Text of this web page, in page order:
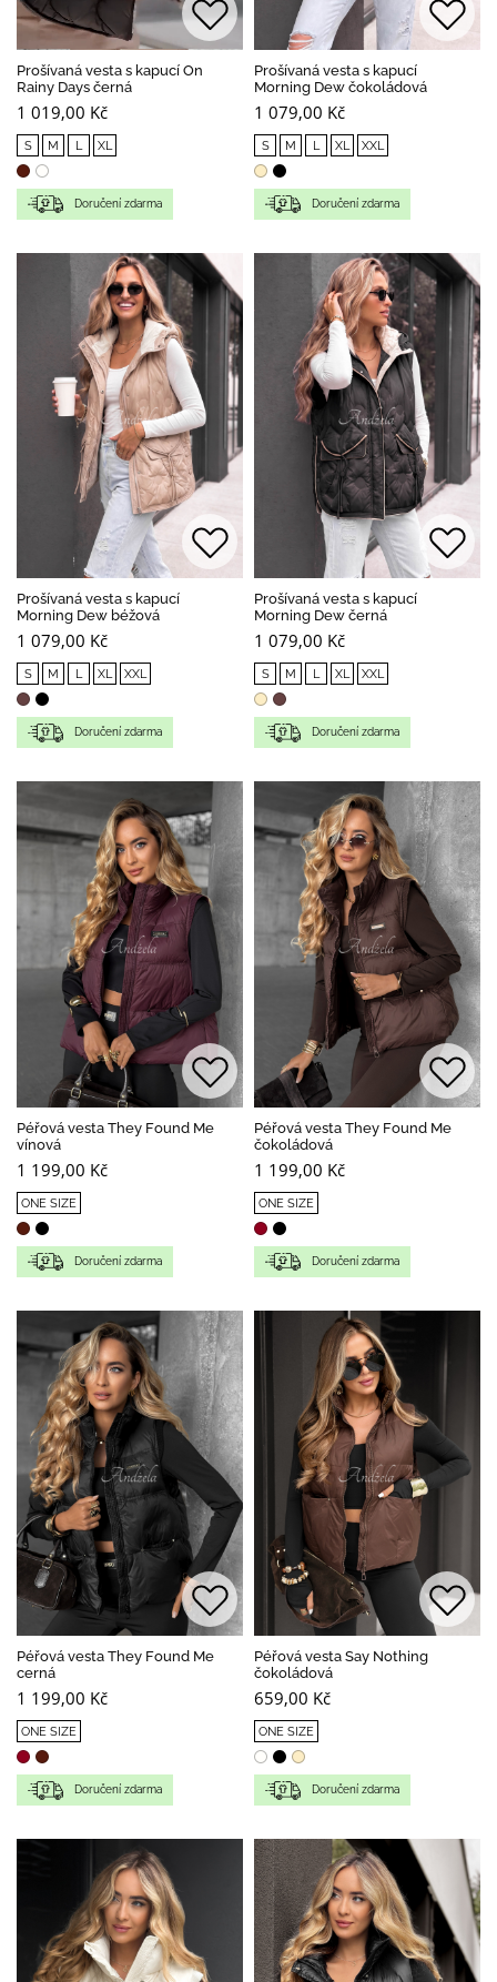
Prošívaná vesta s kapucí On
Rainy Days černá
1 019,00 Kč
S M L XL
Doručení zdarma
Prošívaná vesta s kapucí
Morning Dew čokoládová
1 079,00 Kč
S M L XL XXL
Doručení zdarma
Prošívaná vesta s kapucí
Morning Dew béžová
1 079,00 Kč
S M L XL XXL
Doručení zdarma
Prošívaná vesta s kapucí
Morning Dew černá
1 079,00 Kč
S M L XL XXL
Doručení zdarma
Péřová vesta They Found Me
vínová
1 199,00 Kč
ONE SIZE
Doručení zdarma
Péřová vesta They Found Me
čokoládová
1 199,00 Kč
ONE SIZE
Doručení zdarma
Péřová vesta They Found Me
cerná
1 199,00 Kč
ONE SIZE
Doručení zdarma
Péřová vesta Say Nothing
čokoládová
659,00 Kč
ONE SIZE
Doručení zdarma